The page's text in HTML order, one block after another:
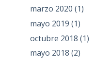
marzo 2020 (1)
mayo 2019 (1)
octubre 2018 (1)
mayo 2018 (2)